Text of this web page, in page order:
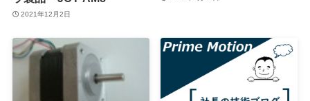
2021年12月2日